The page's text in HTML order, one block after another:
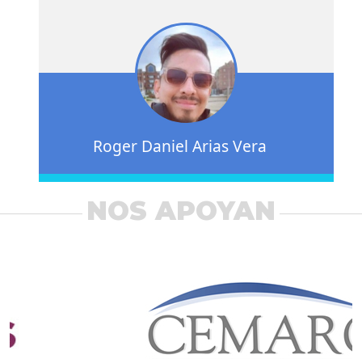
Roger Daniel Arias Vera
NOS APOYAN